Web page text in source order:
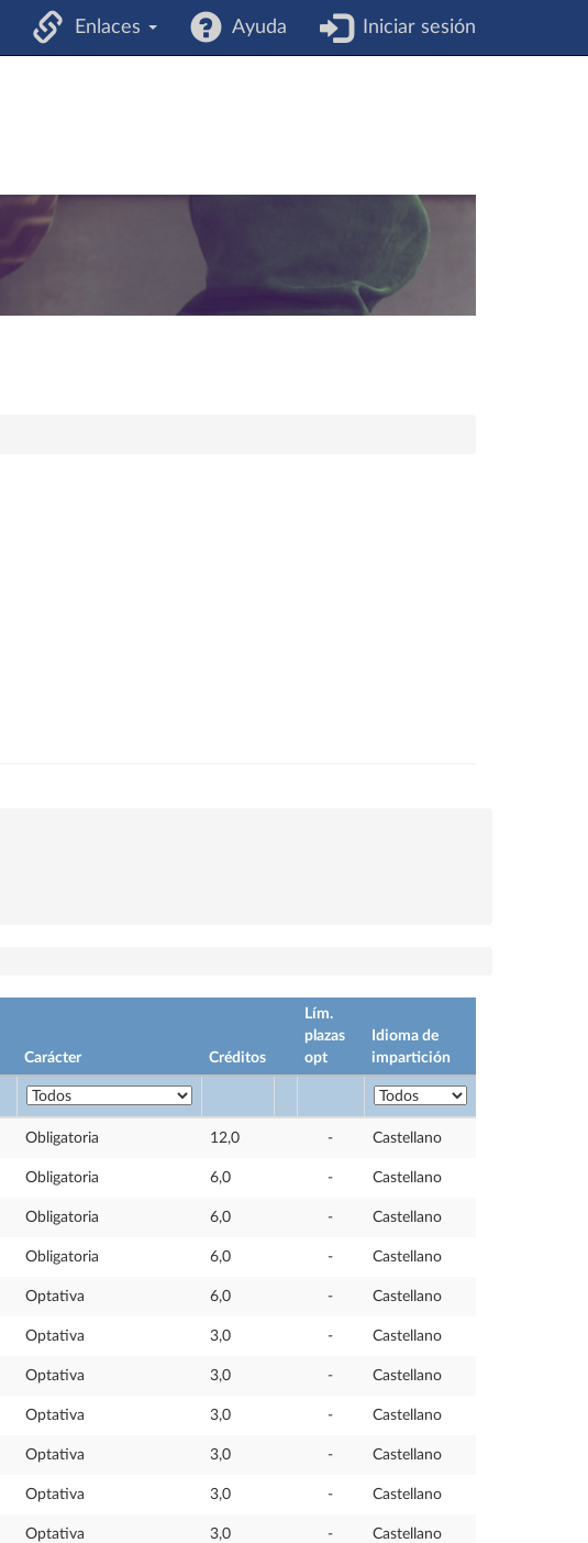
Enlaces Ayuda Iniciar sesión
Carácter Créditos
Lím.
plazas
opt
Idioma de
impartición
Obligatoria 12,0 - Castellano
Obligatoria 6,0 - Castellano
Obligatoria 6,0 - Castellano
Obligatoria 6,0 - Castellano
Optativa 6,0 - Castellano
Optativa 3,0 - Castellano
Optativa 3,0 - Castellano
Optativa 3,0 - Castellano
Optativa 3,0 - Castellano
Optativa 3,0 - Castellano
Optativa 3,0 - Castellano